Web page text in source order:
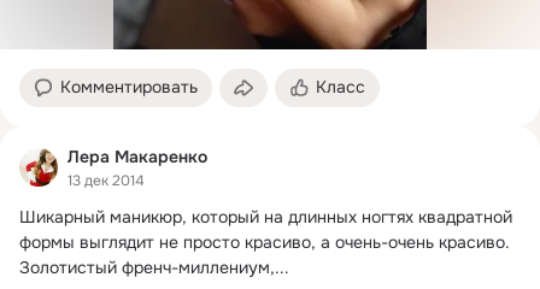
Комментировать Класс
Лера Макаренко
13 дек 2014
Шикарный маникюр, который на длинных ногтях квадратной
формы выглядит не просто красиво, а очень-очень красиво.
Золотистый френч-миллениум,...